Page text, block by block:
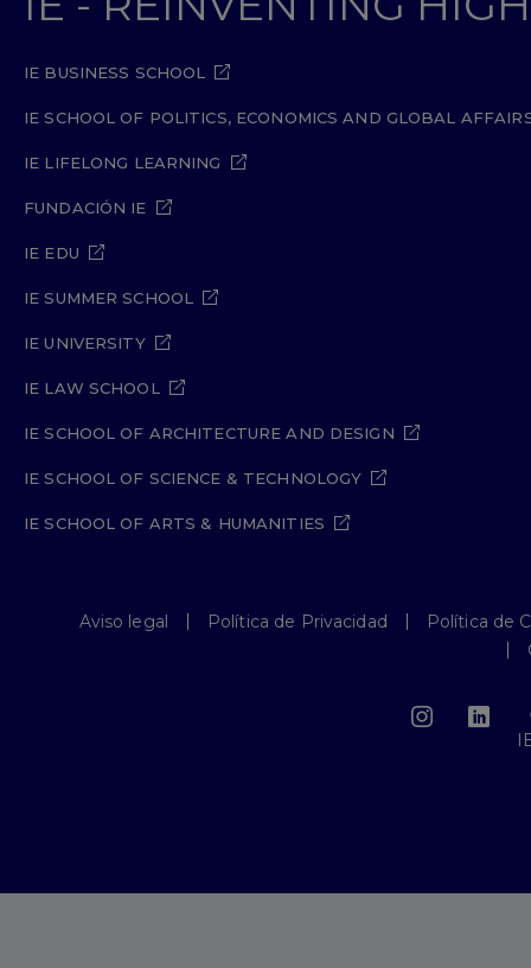
IE BUSINESS SCHOOL
IE SCHOOL OF POLITICS, ECONOMICS AND GLOBAL
IE LIFELONG LEARNING
FUNDACIÓN IE
IE EDU
IE SUMMER SCHOOL
IE UNIVERSITY
IE LAW SCHOOL
IE SCHOOL OF ARCHITECTURE AND DESIGN
IE SCHOOL OF SCIENCE & TECHNOLOGY
IE SCHOOL OF ARTS & HUMANITIES
Aviso legal Política de Privacidad
Política de